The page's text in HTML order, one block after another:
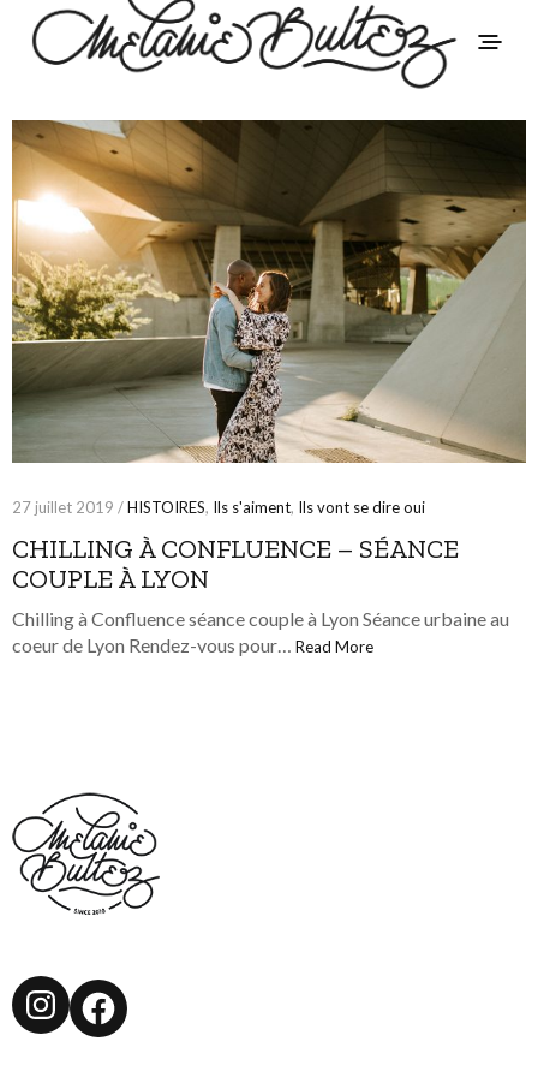
27 juillet 2019 /HISTOIRES, Ils s'aiment, Ils vont se dire oui
CHILLING À CONFLUENCE – SÉANCE
COUPLE À LYON
Chilling à Confluence séance couple à Lyon Séance urbaine au
coeur de Lyon Rendez-vous pour… Read More
Instagram
Facebook